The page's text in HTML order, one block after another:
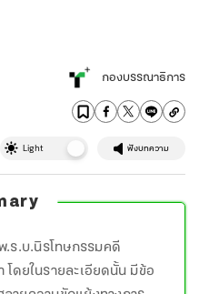
กองบรรณาธิการ
Light ฟังบทความ
.ร.บ.นิรโทษกรรมคดี
ดยในรายละเอียดนั้น มีข้อ